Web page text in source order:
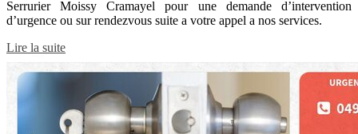
Serrurier Moissy Cramayel pour une demande d’intervention
d’urgence ou sur rendezvous suite a votre appel a nos services.
Lire la suite